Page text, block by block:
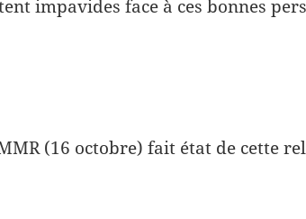
impavides face à ces bonnes
(16 octobre) fait état de cette